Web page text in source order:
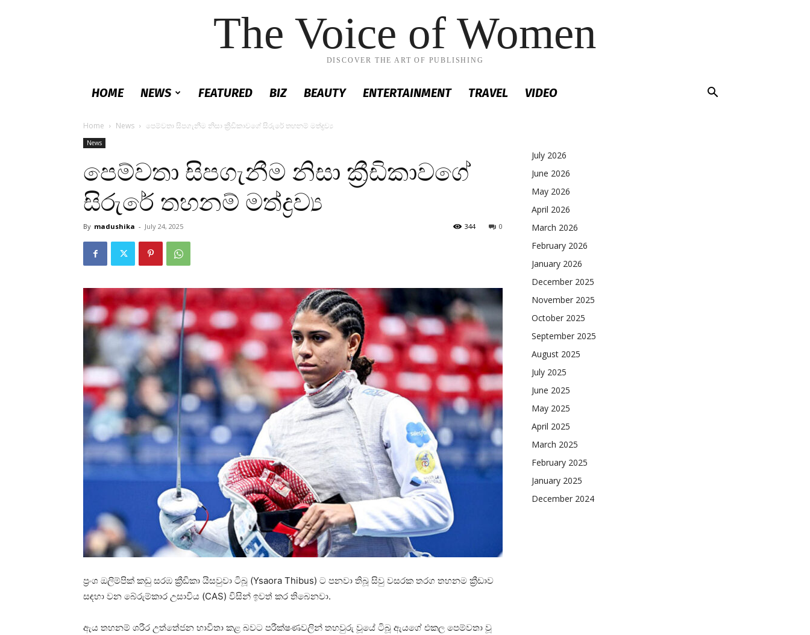
The Voice of Women
DISCOVER THE ART OF PUBLISHING
HOME NEWS FEATURED BIZ BEAUTY ENTERTAINMENT TRAVEL VIDEO
Home News පෙම්වතා සිපගැනීම නිසා ක්‍රීඩිකාවගේ සිරුරේ තහනම් මත්ද්‍රව්‍ය
News
පෙම්වතා සිපගැනීම නිසා ක්‍රීඩිකාවගේ
සිරුරේ තහනම් මත්ද්‍රව්‍ය
By madushika - July 24, 2025 0
344
ප්‍රංශ ඔලිම්පික් කඩු සරඹ ක්‍රීඩිකා යිසවුවා ටිබූ (Ysaora Thibus) ට පනවා තිබූ සිවු වසරක තරග තහනම ක්‍රීඩාව
සඳහා වන බේරුම්කාර උසාවිය (CAS) විසින් ඉවත් කර තිබෙනවා.
ඇය තහනම් ශරීර උත්තේජන භාවිතා කළ බවට පරීක්ෂණවලින් තහවුරු වූයේ ටිබූ ඇයගේ එකල පෙම්වතා වූ
July 2026
June 2026
May 2026
April 2026
March 2026
February 2026
January 2026
December 2025
November 2025
October 2025
September 2025
August 2025
July 2025
June 2025
May 2025
April 2025
March 2025
February 2025
January 2025
December 2024